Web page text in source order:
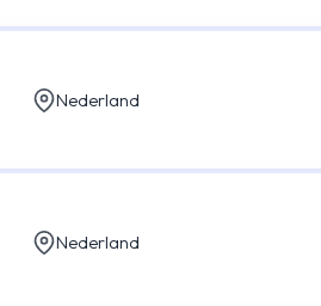
Nederland
Nederland